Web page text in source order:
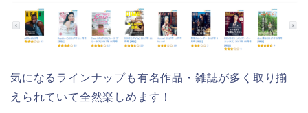
気になるラインナップも有名作品・雑誌が多く取り揃
えられていて全然楽しめます！